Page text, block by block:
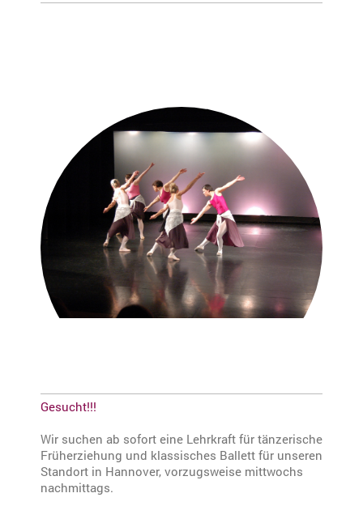
Gesucht!!!
Wir suchen ab sofort eine Lehrkraft für tänzerische
Früherziehung und klassisches Ballett für unseren
Standort in Hannover, vorzugsweise mittwochs
nachmittags.